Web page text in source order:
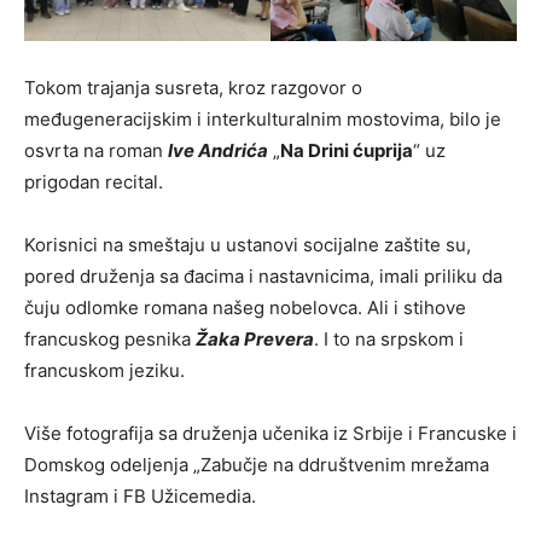
Tokom trajanja susreta, kroz razgovor o
međugeneracijskim i interkulturalnim mostovima, bilo je
osvrta na roman Ive Andrića „Na Drini ćuprija“ uz
prigodan recital.
Korisnici na smeštaju u ustanovi socijalne zaštite su,
pored druženja sa đacima i nastavnicima, imali priliku da
čuju odlomke romana našeg nobelovca. Ali i stihove
francuskog pesnika Žaka Prevera. I to na srpskom i
francuskom jeziku.
Više fotografija sa druženja učenika iz Srbije i Francuske i
Domskog odeljenja „Zabučje na ddruštvenim mrežama
Instagram i FB Užicemedia.